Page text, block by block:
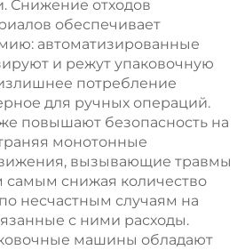
Снижение отходов
обеспечивает
автоматизированные
и режут упаковочную
потребление
для ручных операций.
повышают безопасность на
монотонные
вызывающие травмы
самым снижая количество
несчастным случаям на
с ними расходы.
машины обладают